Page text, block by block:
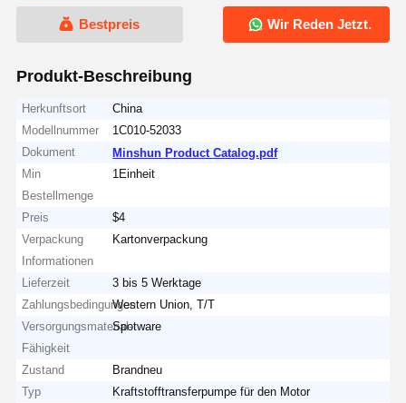
Bestpreis Wir Reden Jetzt.
Produkt-Beschreibung
Herkunftsort
China
Modellnummer
1C010-52033
Dokument
Minshun Product Catalog.pdf
Min
Bestellmenge
1Einheit
Preis
$4
Verpackung
Informationen
Kartonverpackung
Lieferzeit
3 bis 5 Werktage
ZahlungsbedingungenWestern Union, T/T
Versorgungsmaterial-
Fähigkeit
Spotware
Zustand
Brandneu
Typ
Kraftstofftransferpumpe für den Motor